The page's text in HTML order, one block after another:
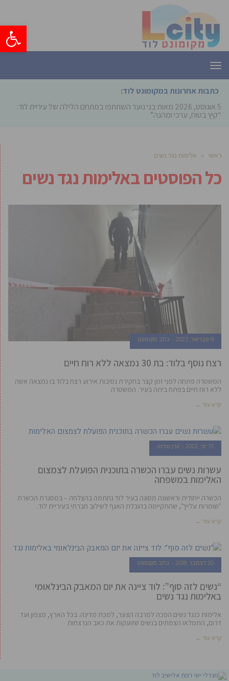
פתח
תפריט
כתבות אחרונות במקומונט לוד:
5 אוגוסט, 2026
מאות בני נוער השתתפו במתחם הלילה של עיריית לוד:
“קיץ בטוח, ערכי ומהנה”
ראשי » אלימות נגד נשים
כל הפוסטים באלימות נגד נשים
8 פברואר, 2023 כתב מקומונט
רצח נוסף בלוד: בת 30 נמצאה ללא רוח חיים
המשטרה פתחה לפני זמן קצר בחקירת נסיבות אירוע רצח בלוד בו נמצאה אשה
ללא רוח חיים בפתח ביתה בעיר. המשטרה
קרא עוד ←
15 יוני, 2022 ערן טוויטו
עשרות נשים עברו הכשרה בתוכנית הפועלת לצמצום
האלימות במשפחה
הכשרה ייחודית וראשונה מסוגה בעיר לוד נחתמה בהצלחה – במסגרת הכשרת
"שומרות עלייך", שהתקיימה בהובלת האגף לשילוב חברתי בעיריית לוד.
קרא עוד ←
20 דצמבר, 2018 כתב מקומונט
“נשים לזה סוף”: לוד ציינה את יום המאבק הבינלאומי
באלימות נגד נשים
אלימות כנגד נשים הפכה למרבה הצער, למכת מדינה. בכל הארץ, מצפון ועד
דרום, התמלאו הצמתים בנשים שזועקות את כאב הנרצחות
קרא עוד ←